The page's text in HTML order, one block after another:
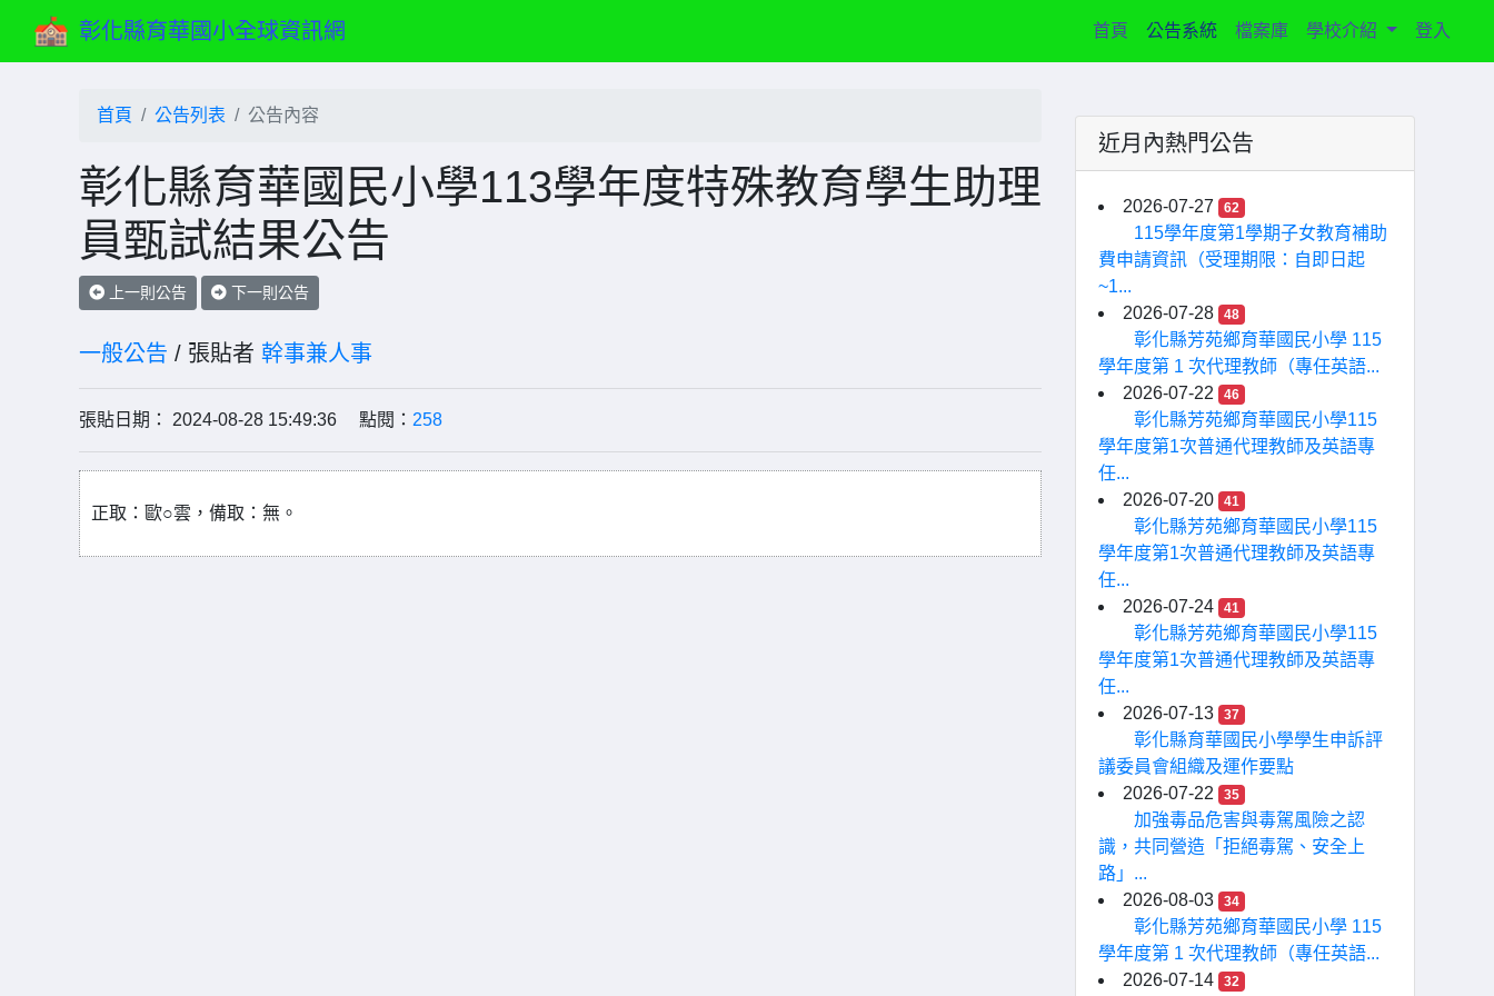
彰化縣育華國小全球資訊網 首頁 (current)
公告系統 檔案庫 學校介紹 登入
首頁 公告列表 公告內容
彰化縣育華國民小學113學年度特殊教育學生助理
員甄試結果公告
上一則公告 下一則公告
一般公告 / 張貼者 幹事兼人事
張貼日期： 2024-08-28 15:49:36 點閱： 258
正取：歐○雲，備取：無。
近月內熱門公告
2026-07-27 62
115學年度第1學期子女教育補助
費申請資訊（受理期限：自即日起
~1...
2026-07-28
48
彰化縣芳苑鄉育華國民小學 115
學年度第 1 次代理教師（專任英語...
2026-07-22
46
彰化縣芳苑鄉育華國民小學115
學年度第1次普通代理教師及英語專
任...
2026-07-20
41
彰化縣芳苑鄉育華國民小學115
學年度第1次普通代理教師及英語專
任...
2026-07-24
41
彰化縣芳苑鄉育華國民小學115
學年度第1次普通代理教師及英語專
任...
2026-07-13
37
彰化縣育華國民小學學生申訴評
議委員會組織及運作要點
2026-07-22
35
加強毒品危害與毒駕風險之認
識，共同營造「拒絕毒駕、安全上
路」...
2026-08-03
34
彰化縣芳苑鄉育華國民小學 115
學年度第 1 次代理教師（專任英語...
2026-07-14
32